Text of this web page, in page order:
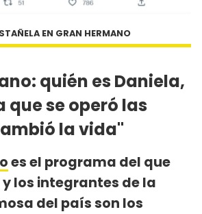
EN GRAN HERMANO
quién es Daniela,
se operó las
la vida"
es el programa del que
los integrantes de la
del país son los